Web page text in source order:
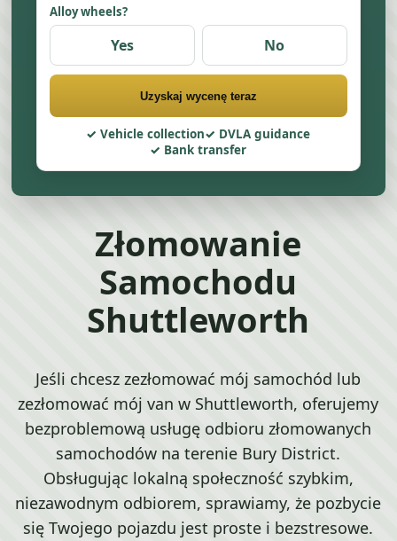
Alloy wheels?
Yes No
Uzyskaj wycenę teraz
Vehicle collection
DVLA guidance
Bank transfer
Złomowanie
Samochodu
Shuttleworth
Jeśli chcesz zezłomować mój samochód lub
zezłomować mój van w Shuttleworth, oferujemy
bezproblemową usługę odbioru złomowanych
samochodów na terenie Bury District.
Obsługując lokalną społeczność szybkim,
niezawodnym odbiorem, sprawiamy, że pozbycie
się Twojego pojazdu jest proste i bezstresowe.